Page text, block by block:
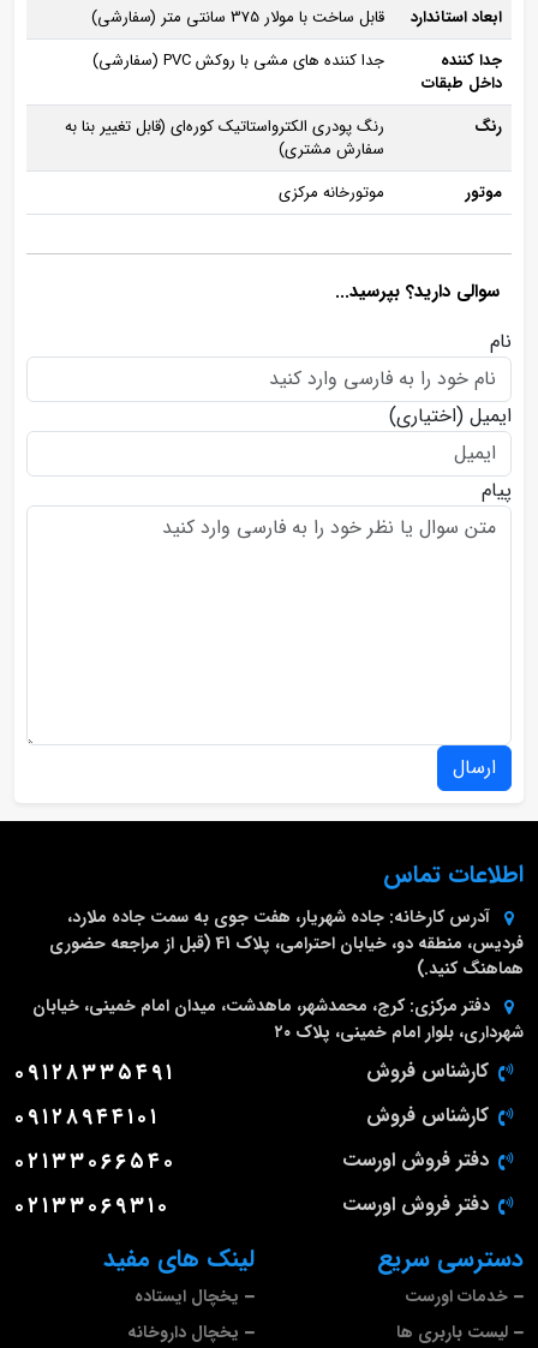
ابعاد استاندارد
قابل ساخت با مولار 375 سانتی متر (سفارشی)
جدا کننده
داخل طبقات
جدا کننده‌ های مشی با روکش PVC (سفارشی)
رنگ
رنگ پودری الکترواستاتیک کوره‌ای (قابل تغییر بنا به
سفارش مشتری)
موتور
موتورخانه مرکزی
سوالی دارید؟ بپرسید...
نام
ایمیل (اختیاری)
پیام
ارسال
لینک های مفید
یخچال ایستاده
یخچال داروخانه
دسترسی سریع
خدمات اورست
لیست باربری ها
اطلاعات تماس
آدرس کارخانه: جاده شهریار، هفت جوی به سمت جاده ملارد،
فردیس، منطقه دو، خیابان احترامی، پلاک 41 (قبل از مراجعه حضوری
هماهنگ کنید.)
دفتر مرکزی: کرج، محمدشهر، ماهدشت، میدان امام خمینی، خیابان
شهرداری، بلوار امام خمینی، پلاک ۲۰
کارشناس فروش ۰۹۱۲۸۳۳۵۴۹۱
کارشناس فروش ۰۹۱۲۸۹۴۴۱۰۱
دفتر فروش اورست ۰۲۱۳۳۰۶۶۵۴۰
دفتر فروش اورست ۰۲۱۳۳۰۶۹۳۱۰